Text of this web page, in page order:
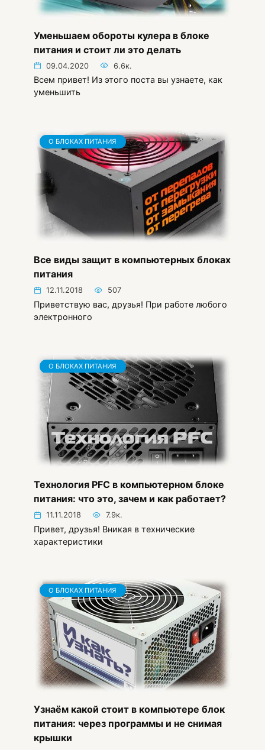
Уменьшаем обороты кулера в блоке
питания и стоит ли это делать
09.04.2020 6.6к.
Всем привет! Из этого поста вы узнаете, как
уменьшить
О БЛОКАХ ПИТАНИЯ
Все виды защит в компьютерных блоках
питания
12.11.2018 507
Приветствую вас, друзья! При работе любого
электронного
О БЛОКАХ ПИТАНИЯ
Технология PFC в компьютерном блоке
питания: что это, зачем и как работает?
11.11.2018 7.9к.
Привет, друзья! Вникая в технические
характеристики
О БЛОКАХ ПИТАНИЯ
Узнаём какой стоит в компьютере блок
питания: через программы и не снимая
крышки